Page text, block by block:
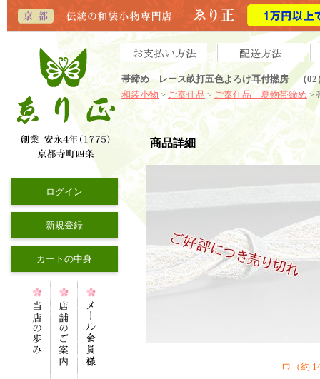
帯締め レース畝打五色よろけ耳付撚房 （02
和装小物 > ご奉仕品 > ご奉仕品 夏物帯締め >
ログイン
新規登録
カートの中身
商品詳細
巾（約